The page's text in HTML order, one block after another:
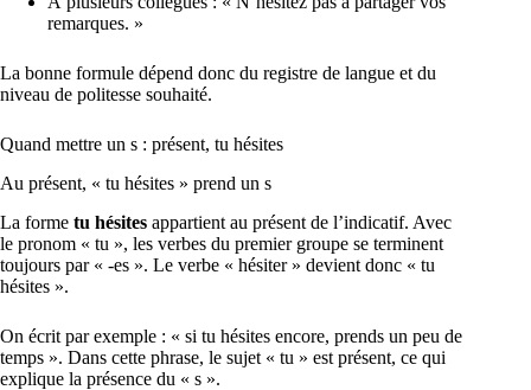
remarques. »
La bonne formule dépend donc du registre de langue et du
niveau de politesse souhaité.
Quand mettre un s : présent, tu hésites
Au présent, « tu hésites » prend un s
La forme tu hésites appartient au présent de l’indicatif. Avec
le pronom « tu », les verbes du premier groupe se terminent
toujours par « -es ». Le verbe « hésiter » devient donc « tu
hésites ».
On écrit par exemple : « si tu hésites encore, prends un peu de
temps ». Dans cette phrase, le sujet « tu » est présent, ce qui
explique la présence du « s ».